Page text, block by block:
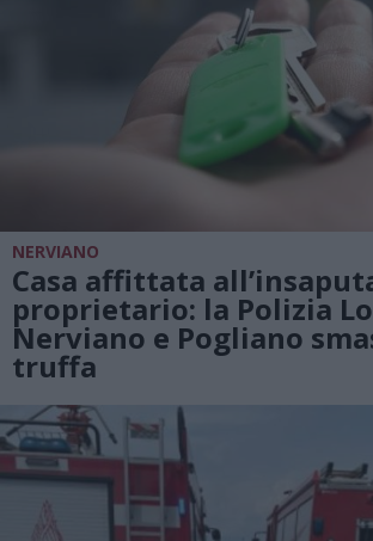
NERVIANO
Casa affittata
proprietario: la Polizia
Nerviano e Pogliano
truffa